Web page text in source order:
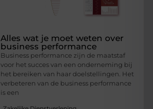
Alles wat je moet weten over
business performance
Business performance zijn de maatstaf
voor het succes van een onderneming bij
het bereiken van haar doelstellingen. Het
verbeteren van de business performance
is een